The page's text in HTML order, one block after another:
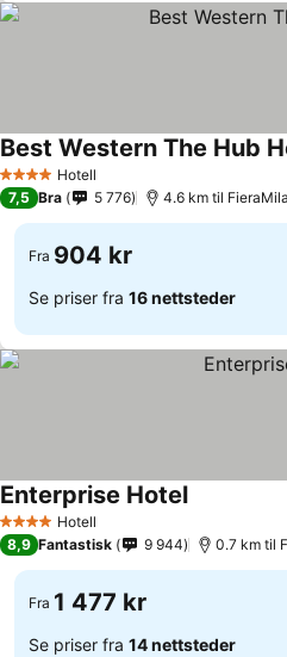
4 StjernerHotell
Best Western The Hub
7,5 Bra 5 776 4.6 km til
Fra 904 kr
Se priser fra 16 nettsteder
4 StjernerHotell
Enterprise HotelSe priser
8,9 Fantastisk 9 944 0.7 km til
Fra 1 477 kr
Se priser fra 14 nettsteder